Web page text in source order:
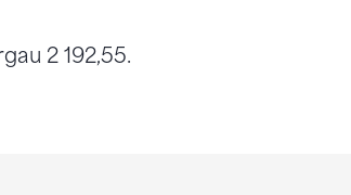
2 192,55.